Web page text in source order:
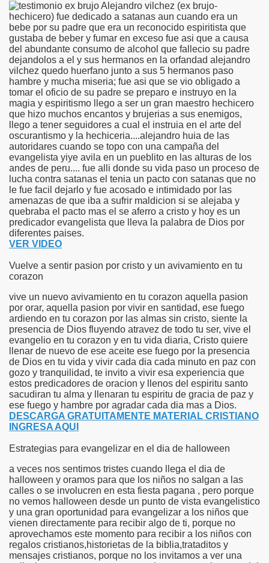
Alejandro vilchez (ex brujo-
hechicero) fue dedicado a satanas aun cuando era un
bebe por su padre que era un reconocido espiritista que
gustaba de beber y fumar en exceso fue asi que a causa
del abundante consumo de alcohol que fallecio su padre
dejandolos a el y sus hermanos en la orfandad alejandro
vilchez quedo huerfano junto a sus 5 hermanos paso
hambre y mucha miseria; fue asi que se vio obligado a
tomar el oficio de su padre se preparo e instruyo en la
magia y espiritismo llego a ser un gran maestro hechicero
que hizo muchos encantos y brujerias a sus enemigos,
llego a tener seguidores a cual el instruia en el arte del
oscurantismo y la hechiceria....alejandro huia de las
autoridares cuando se topo con una campaña del
evangelista yiye avila en un pueblito en las alturas de los
andes de peru.... fue alli donde su vida paso un proceso de
lucha contra satanas el tenia un pacto con satanas que no
le fue facil dejarlo y fue acosado e intimidado por las
amenazas de que iba a sufrir maldicion si se alejaba y
quebraba el pacto mas el se aferro a cristo y hoy es un
predicador evangelista que lleva la palabra de Dios por
diferentes paises.
VER VIDEO
Vuelve a sentir pasion por cristo y un avivamiento en tu
corazon
vive un nuevo avivamiento en tu corazon aquella pasion
por orar, aquella pasion por vivir en santidad, ese fuego
ardiendo en tu corazon por las almas sin cristo, siente la
presencia de Dios fluyendo atravez de todo tu ser, vive el
evangelio en tu corazon y en tu vida diaria, Cristo quiere
llenar de nuevo de ese aceite ese fuego por la presencia
de Dios en tu vida y vivir cada dia cada minuto en paz con
gozo y tranquilidad, te invito a vivir esa experiencia que
estos predicadores de oracion y llenos del espiritu santo
sacudiran tu alma y llenaran tu espiritu de gracia de paz y
ese fuego y hambre por agradar cada dia mas a Dios.
DESCARGA GRATUITAMENTE MATERIAL CRISTIANO
INGRESA AQUI
Estrategias para evangelizar en el dia de halloween
a veces nos sentimos tristes cuando llega el dia de
halloween y oramos para que los niños no salgan a las
calles o se involucren en esta fiesta pagana , pero porque
no vemos halloween desde un punto de vista evangelistico
y una gran oportunidad para evangelizar a los niños que
vienen directamente para recibir algo de ti, porque no
aprovechamos este momento para recibir a los niños con
regalos cristianos,historietas de la biblia,trataditos y
mensajes cristianos, porque no los invitamos a ver una